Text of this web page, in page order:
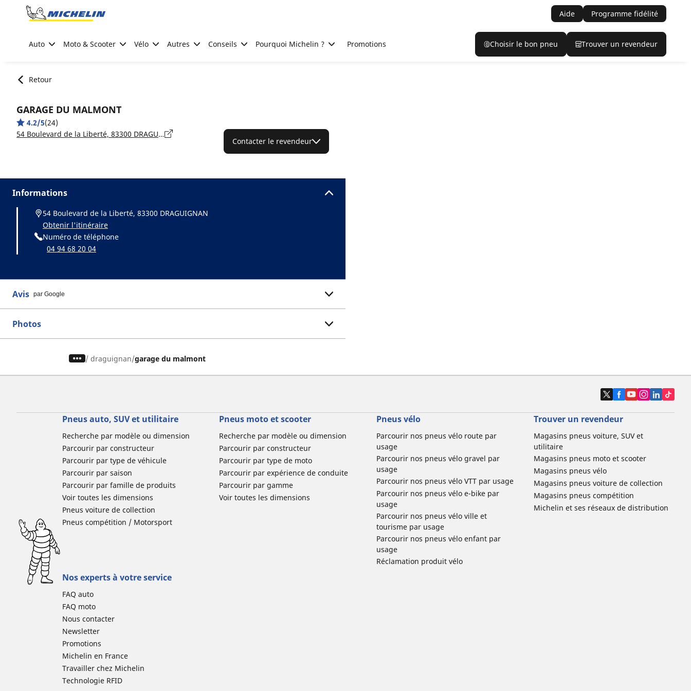
Go to page content
Aide Programme fidélité
Auto Moto & Scooter Vélo Autres Conseils Pourquoi Michelin ? Promotions Choisir le bon pneu Trouver un revendeur
Retour
GARAGE DU MALMONT
4.2/5(24)
54 Boulevard de la Liberté, 83300 DRAGUIGNAN
Contacter le revendeur
Informations
54 Boulevard de la Liberté, 83300 DRAGUIGNAN
Obtenir l'itinéraire
Numéro de téléphone
04 94 68 20 04
Avis par Google
Photos
/ draguignan garage du malmont
Pneus auto, SUV et utilitaire
Recherche par modèle ou dimension
Parcourir par constructeur
Parcourir par type de véhicule
Parcourir par saison
Parcourir par famille de produits
Voir toutes les dimensions
Pneus voiture de collection
Pneus compétition / Motorsport
Pneus moto et scooter
Recherche par modèle ou dimension
Parcourir par constructeur
Parcourir par type de moto
Parcourir par expérience de conduite
Parcourir par gamme
Voir toutes les dimensions
Pneus vélo
Parcourir nos pneus vélo route par
usage
Parcourir nos pneus vélo gravel par
usage
Parcourir nos pneus vélo VTT par usage
Parcourir nos pneus vélo e-bike par
usage
Parcourir nos pneus vélo ville et
tourisme par usage
Parcourir nos pneus vélo enfant par
usage
Réclamation produit vélo
Trouver un revendeur
Magasins pneus voiture, SUV et
utilitaire
Magasins pneus moto et scooter
Magasins pneus vélo
Magasins pneus voiture de collection
Magasins pneus compétition
Michelin et ses réseaux de distribution
Nos experts à votre service
FAQ auto
FAQ moto
Nous contacter
Newsletter
Promotions
Michelin en France
Travailler chez Michelin
Technologie RFID